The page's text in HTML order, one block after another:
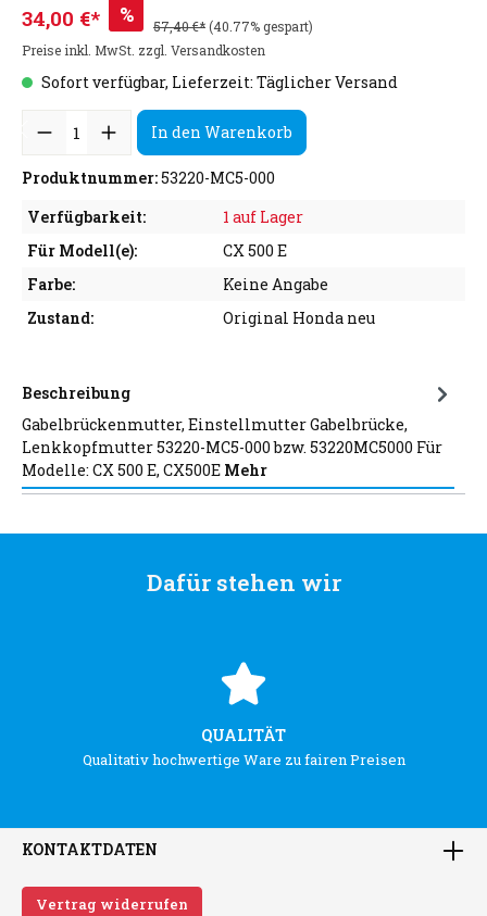
34,00 €* % 57,40 €*(40.77% gespart)
Preise inkl. MwSt. zzgl. Versandkosten
Sofort verfügbar, Lieferzeit: Täglicher Versand
In den Warenkorb
Produktnummer:53220-MC5-000
Verfügbarkeit:
1 auf Lager
Für Modell(e):
CX 500 E
Farbe:
Keine Angabe
Zustand:
Original Honda neu
Beschreibung
Gabelbrückenmutter, Einstellmutter Gabelbrücke,
Lenkkopfmutter 53220-MC5-000 bzw. 53220MC5000 Für
Modelle: CX 500 E, CX500E Mehr
Dafür stehen wir
QUALITÄT
Qualitativ hochwertige Ware zu fairen Preisen
KONTAKTDATEN
Vertrag widerrufen